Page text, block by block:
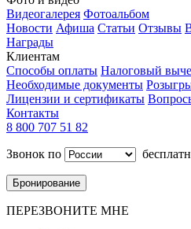
Видеогалерея Фотоальбом
Новости Афиша Статьи Отзывы
Награды
Клиентам
Способы оплаты Налоговый
Необходимые документы
Лицензии и сертификаты
Контакты
8 800 707 51 82
Звонок по
Бронирование
ПЕРЕЗВОНИТЕ МНЕ